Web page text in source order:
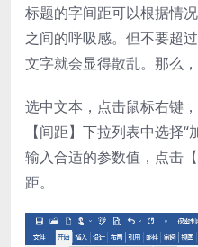
标题的字间距可以根据情
之间的呼吸感。但不要超
文字就会显得散乱。那么
选中文本，点击鼠标右键
【间距】下拉列表中选择“
输入合适的参数值，点击
距。